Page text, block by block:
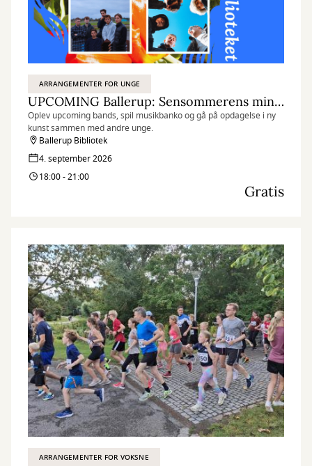
ARRANGEMENTER FOR UNGE
UPCOMING Ballerup: Sensommerens minifestival
Oplev upcoming bands, spil musikbanko og gå på opdagelse i ny
kunst sammen med andre unge.
Ballerup Bibliotek
4. september 2026
18:00 - 21:00
Gratis
ARRANGEMENTER FOR VOKSNE